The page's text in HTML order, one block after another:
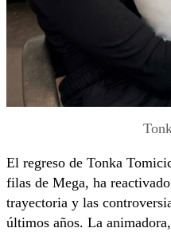
El regreso de Tonka
filas de Mega, ha
trayectoria y las
últimos años. La